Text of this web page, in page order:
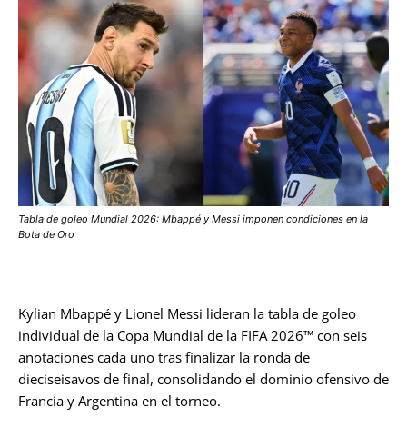
Tabla de goleo Mundial 2026: Mbappé y Messi imponen condiciones en la
Bota de Oro
Kylian Mbappé y Lionel Messi lideran la tabla de goleo
individual de la Copa Mundial de la FIFA 2026™ con seis
anotaciones cada uno tras finalizar la ronda de
dieciseisavos de final, consolidando el dominio ofensivo de
Francia y Argentina en el torneo.